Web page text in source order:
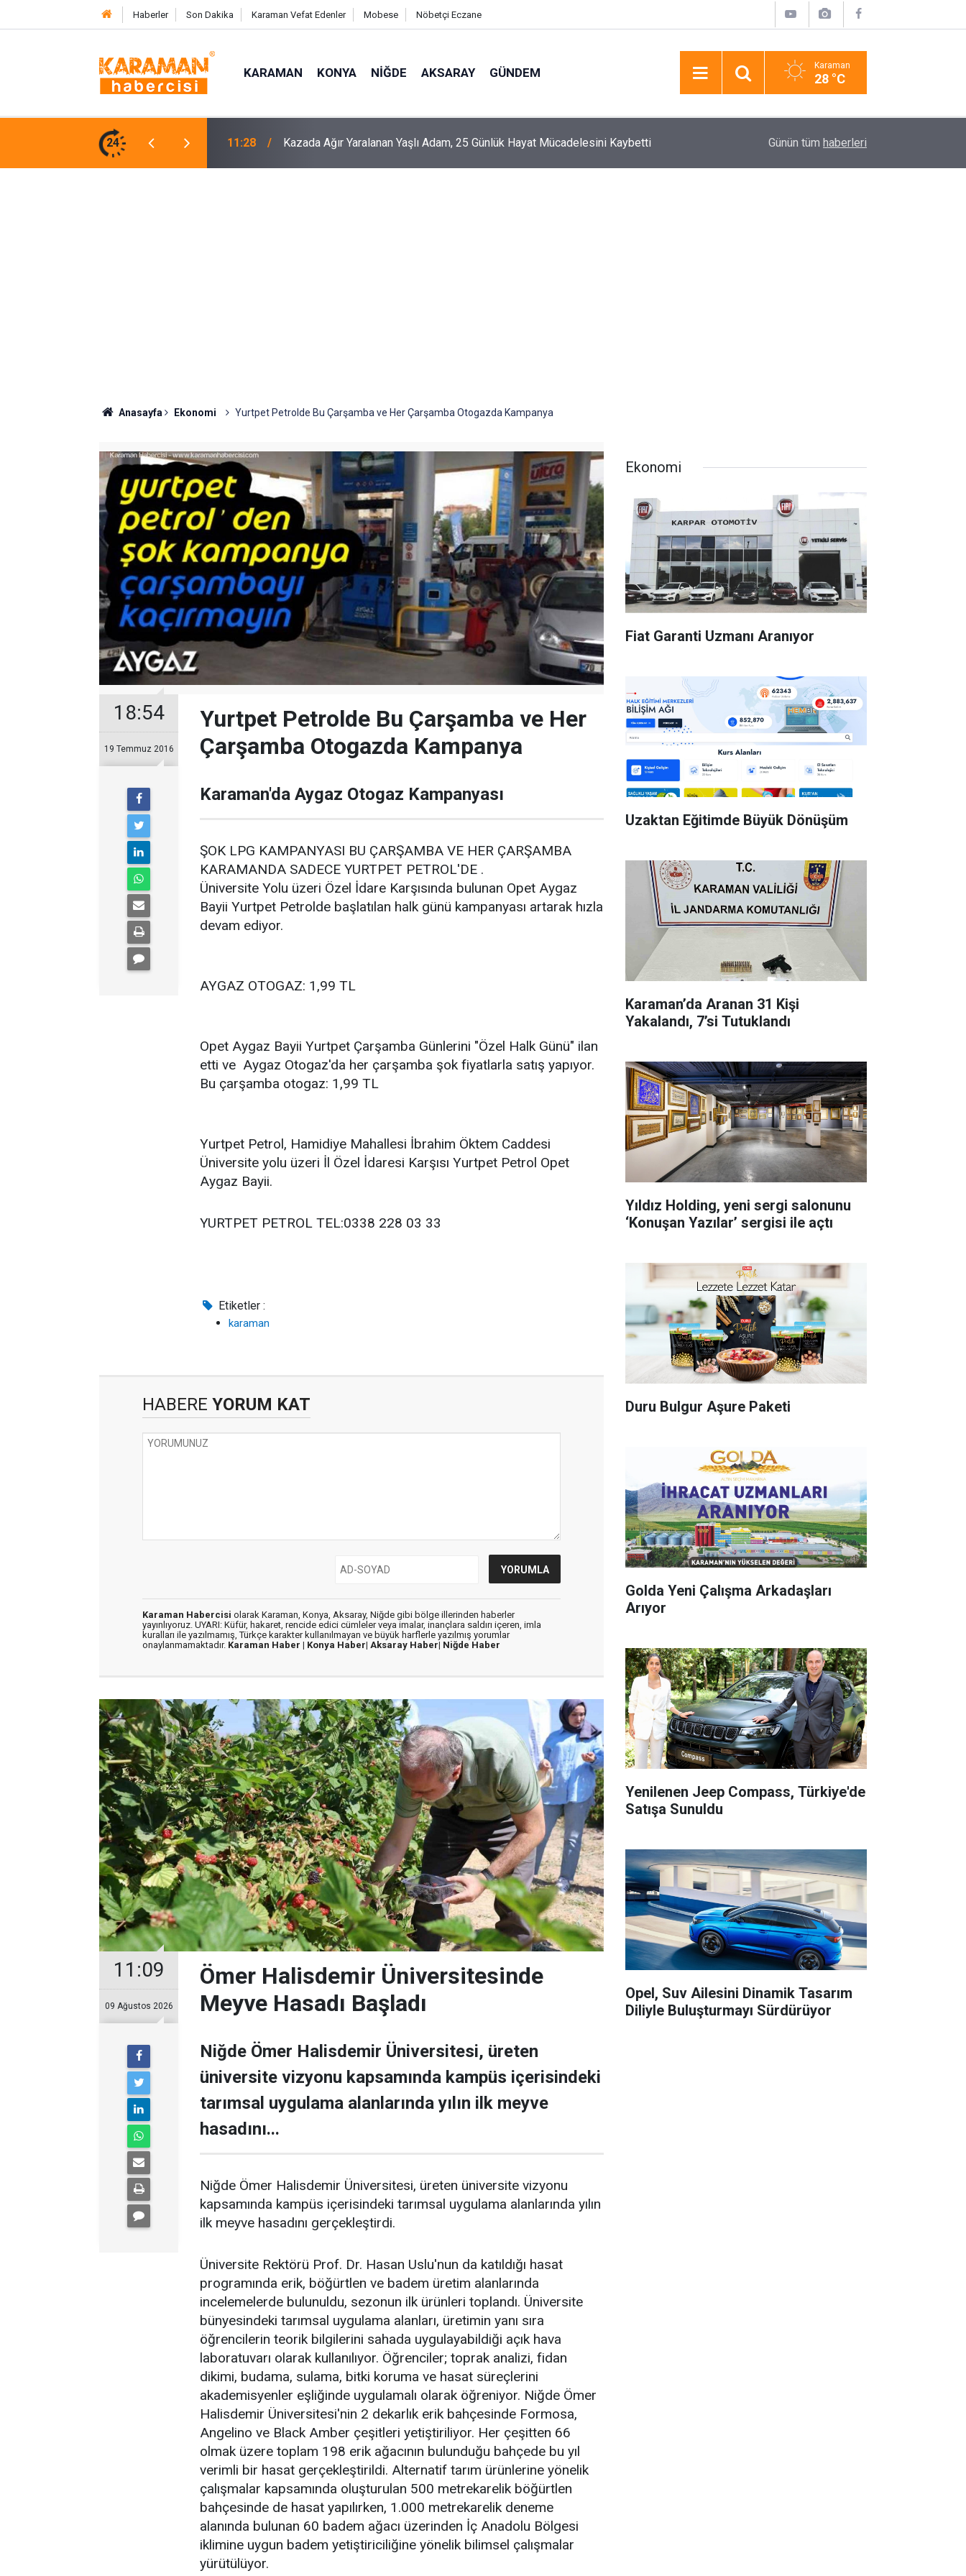
Haberler Son Dakika Karaman Vefat Edenler Mobese Nöbetçi Eczane
KARAMAN KONYA NIĞDE AKSARAY GÜNDEM Karaman
28 °C
24
25 Günlük Hayat Mücadelesini Kaybetti 11:27 Asat’tan Aksu’da Eş Zamanlı Altyapı Ve Asfalt Çalışması Ömer Halisdemir Üniversitesinde Meyve
Günün tüm haberleri
Anasayfa Ekonomi Yurtpet Petrolde Bu Çarşamba ve Her Çarşamba Otogazda Kampanya
18:54
19 Temmuz 2016
Yurtpet Petrolde Bu Çarşamba ve Her
Çarşamba Otogazda Kampanya
Karaman'da Aygaz Otogaz Kampanyası
ŞOK LPG KAMPANYASI BU ÇARŞAMBA VE HER ÇARŞAMBA
KARAMANDA SADECE YURTPET PETROL'DE .
Üniversite Yolu üzeri Özel İdare Karşısında bulunan Opet Aygaz
Bayii Yurtpet Petrolde başlatılan halk günü kampanyası artarak hızla
devam ediyor.
AYGAZ OTOGAZ: 1,99 TL
Opet Aygaz Bayii Yurtpet Çarşamba Günlerini "Özel Halk Günü" ilan
etti ve Aygaz Otogaz'da her çarşamba şok fiyatlarla satış yapıyor.
Bu çarşamba otogaz: 1,99 TL
Yurtpet Petrol, Hamidiye Mahallesi İbrahim Öktem Caddesi
Üniversite yolu üzeri İl Özel İdaresi Karşısı Yurtpet Petrol Opet
Aygaz Bayii.
YURTPET PETROL TEL:0338 228 03 33
Etiketler :
karaman
HABERE YORUM KAT
Karaman Habercisi olarak Karaman, Konya, Aksaray, Niğde gibi bölge illerinden haberler
yayınlıyoruz. UYARI: Küfür, hakaret, rencide edici cümleler veya imalar, inançlara saldırı içeren, imla
kuralları ile yazılmamış, Türkçe karakter kullanılmayan ve büyük harflerle yazılmış yorumlar
onaylanmamaktadır. Karaman Haber | Konya Haber| Aksaray Haber| Niğde Haber
11:09
09 Ağustos 2026
Ömer Halisdemir Üniversitesinde
Meyve Hasadı Başladı
Niğde Ömer Halisdemir Üniversitesi, üreten
üniversite vizyonu kapsamında kampüs içerisindeki
tarımsal uygulama alanlarında yılın ilk meyve
hasadını...
Niğde Ömer Halisdemir Üniversitesi, üreten üniversite vizyonu
kapsamında kampüs içerisindeki tarımsal uygulama alanlarında yılın
ilk meyve hasadını gerçekleştirdi.
Üniversite Rektörü Prof. Dr. Hasan Uslu'nun da katıldığı hasat
programında erik, böğürtlen ve badem üretim alanlarında
incelemelerde bulunuldu, sezonun ilk ürünleri toplandı. Üniversite
bünyesindeki tarımsal uygulama alanları, üretimin yanı sıra
öğrencilerin teorik bilgilerini sahada uygulayabildiği açık hava
laboratuvarı olarak kullanılıyor. Öğrenciler; toprak analizi, fidan
dikimi, budama, sulama, bitki koruma ve hasat süreçlerini
akademisyenler eşliğinde uygulamalı olarak öğreniyor. Niğde Ömer
Halisdemir Üniversitesi'nin 2 dekarlık erik bahçesinde Formosa,
Angelino ve Black Amber çeşitleri yetiştiriliyor. Her çeşitten 66
olmak üzere toplam 198 erik ağacının bulunduğu bahçede bu yıl
verimli bir hasat gerçekleştirildi. Alternatif tarım ürünlerine yönelik
çalışmalar kapsamında oluşturulan 500 metrekarelik böğürtlen
bahçesinde de hasat yapılırken, 1.000 metrekarelik deneme
alanında bulunan 60 badem ağacı üzerinden İç Anadolu Bölgesi
iklimine uygun badem yetiştiriciliğine yönelik bilimsel çalışmalar
yürütülüyor.
Ekonomi
Fiat Garanti Uzmanı Aranıyor
Uzaktan Eğitimde Büyük Dönüşüm
Karaman’da Aranan 31 Kişi
Yakalandı, 7’si Tutuklandı
Yıldız Holding, yeni sergi salonunu
‘Konuşan Yazılar’ sergisi ile açtı
Duru Bulgur Aşure Paketi
Golda Yeni Çalışma Arkadaşları
Arıyor
Yenilenen Jeep Compass, Türkiye'de
Satışa Sunuldu
Opel, Suv Ailesini Dinamik Tasarım
Diliyle Buluşturmayı Sürdürüyor